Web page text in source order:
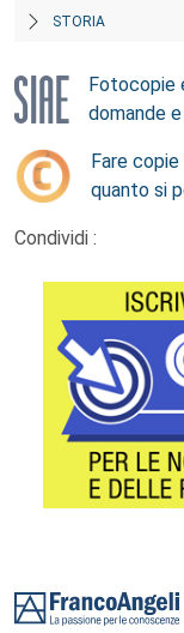
STORIA
Fotocopie
domande
Fare copie
quanto si
Condividi :